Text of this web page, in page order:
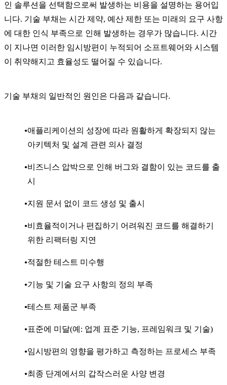
인 솔루션을 선택함으로써 발생하는 비용을 설명하는 용어입
니다. 기술 부채는 시간 제약, 예산 제한 또는 미래의 요구 사항
에 대한 인식 부족으로 인해 발생하는 경우가 많습니다. 시간
이 지나면 이러한 임시방편이 누적되어 소프트웨어와 시스템
이 취약해지고 효율성도 떨어질 수 있습니다.
기술 부채의 일반적인 원인은 다음과 같습니다.
애플리케이션의 성장에 따라 원활하게 확장되지 않는
아키텍처 및 설계 관련 의사 결정
비즈니스 압박으로 인해 버그와 결함이 있는 코드를 출
시
지원 문서 없이 코드 생성 및 출시
비효율적이거나 편집하기 어려워진 코드를 해결하기
위한 리팩터링 지연
적절한 테스트 미수행
기능 및 기술 요구 사항의 정의 부족
테스트 제품군 부족
표준에 미달(예: 업계 표준 기능, 프레임워크 및 기술)
임시방편의 영향을 평가하고 측정하는 프로세스 부족
최종 단계에서의 갑작스러운 사양 변경